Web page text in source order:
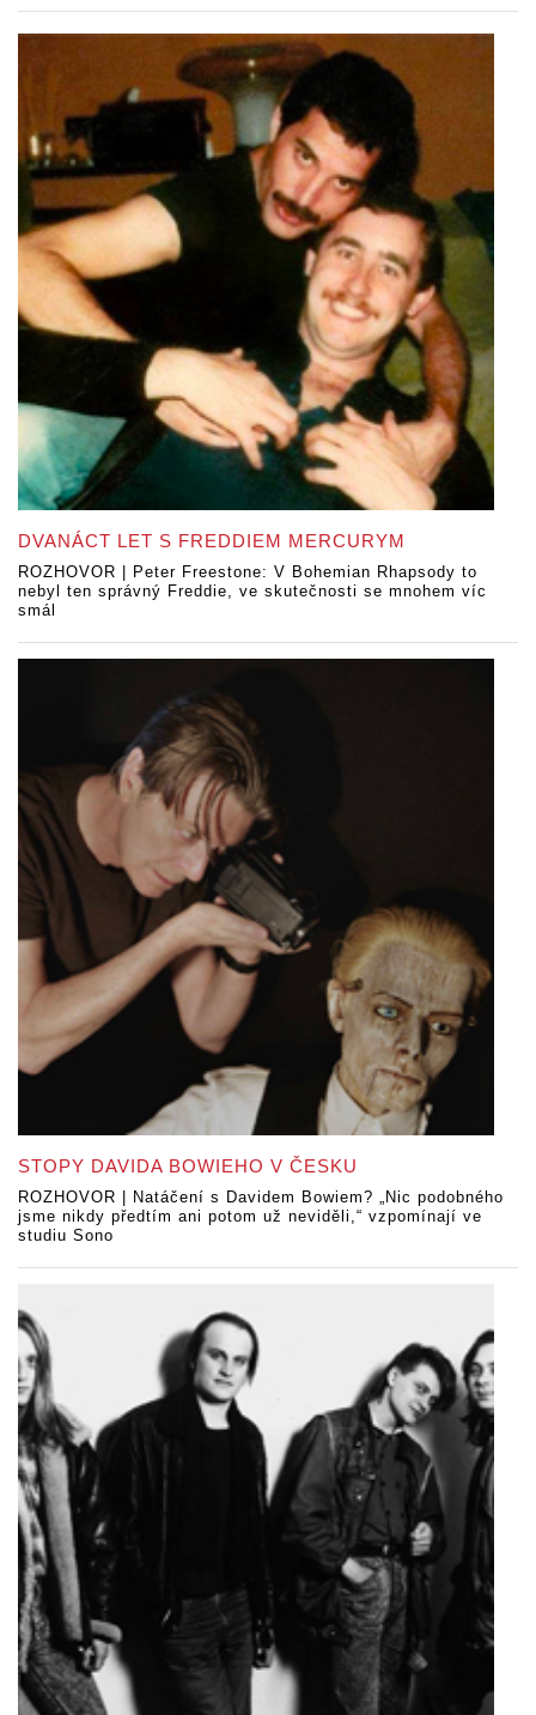
DVANÁCT LET S FREDDIEM MERCURYM
ROZHOVOR | Peter Freestone: V Bohemian Rhapsody to
nebyl ten správný Freddie, ve skutečnosti se mnohem víc
smál
STOPY DAVIDA BOWIEHO V ČESKU
ROZHOVOR | Natáčení s Davidem Bowiem? „Nic podobného
jsme nikdy předtím ani potom už neviděli,“ vzpomínají ve
studiu Sono